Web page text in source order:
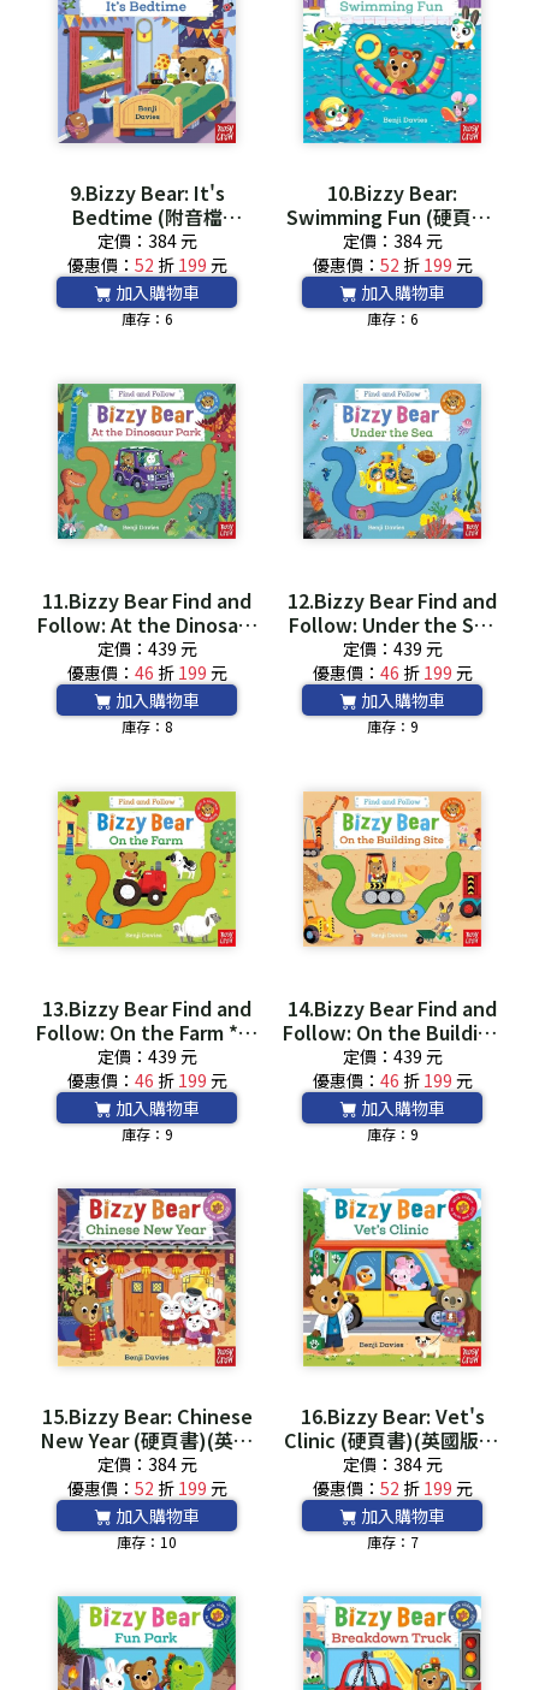
9.Bizzy Bear: It's
Bedtime (附音檔
QRcode)
定價：384 元
優惠價： 52 折 199 元
加入購物車
庫存：6
10.Bizzy Bear:
Swimming Fun (硬頁書)
(英國版)*附音檔
QRCode*
定價：384 元
優惠價： 52 折 199 元
加入購物車
庫存：6
11.Bizzy Bear Find and
Follow: At the Dinosaur
Park *附音檔QRCode*
定價：439 元
優惠價： 46 折 199 元
加入購物車
庫存：8
12.Bizzy Bear Find and
Follow: Under the Sea
*附音檔QRCode*
定價：439 元
優惠價： 46 折 199 元
加入購物車
庫存：9
13.Bizzy Bear Find and
Follow: On the Farm *附
音檔QRCode*
定價：439 元
優惠價： 46 折 199 元
加入購物車
庫存：9
14.Bizzy Bear Find and
Follow: On the Building
Site *附音檔QRCode*
定價：439 元
優惠價： 46 折 199 元
加入購物車
庫存：9
15.Bizzy Bear: Chinese
New Year (硬頁書)(英國
版) *附音檔QRCode*
定價：384 元
優惠價： 52 折 199 元
加入購物車
庫存：10
16.Bizzy Bear: Vet's
Clinic (硬頁書)(英國版) *
附音檔QRCode*
定價：384 元
優惠價： 52 折 199 元
加入購物車
庫存：7